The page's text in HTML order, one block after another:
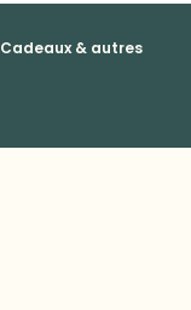
Cadeaux & autres